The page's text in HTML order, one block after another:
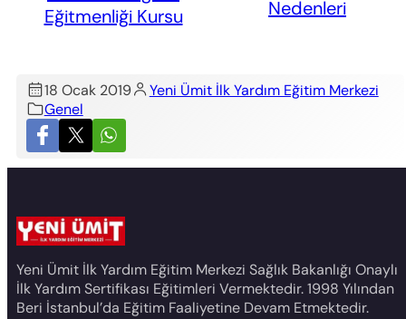
Eğitmenliği Kursu
Nedenleri
18 Ocak 2019
Yeni Ümit İlk Yardım Eğitim Merkezi
Genel
Yeni Ümit İlk Yardım Eğitim Merkezi Sağlık Bakanlığı Onaylı
İlk Yardım Sertifikası Eğitimleri Vermektedir. 1998 Yılından
Beri İstanbul’da Eğitim Faaliyetine Devam Etmektedir.